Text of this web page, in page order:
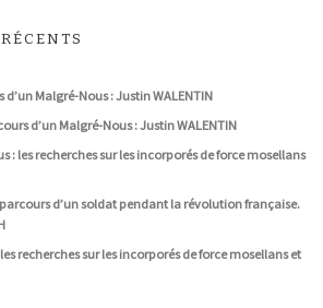
d’un Malgré-Nous : Justin WALENTIN
d’un Malgré-Nous : Justin WALENTIN
: les recherches sur les incorporés de force mosellans
parcours d’un soldat pendant la révolution française.
recherches sur les incorporés de force mosellans et